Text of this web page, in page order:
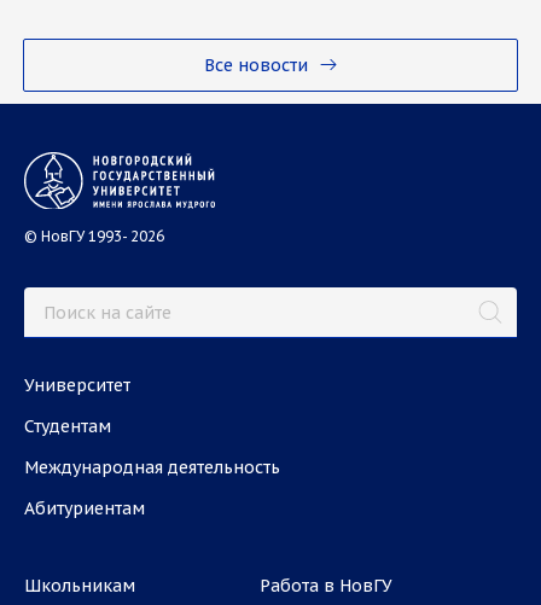
Все новости
© НовГУ 1993- 2026
Университет
Студентам
Международная деятельность
Абитуриентам
Школьникам
Работа в НовГУ